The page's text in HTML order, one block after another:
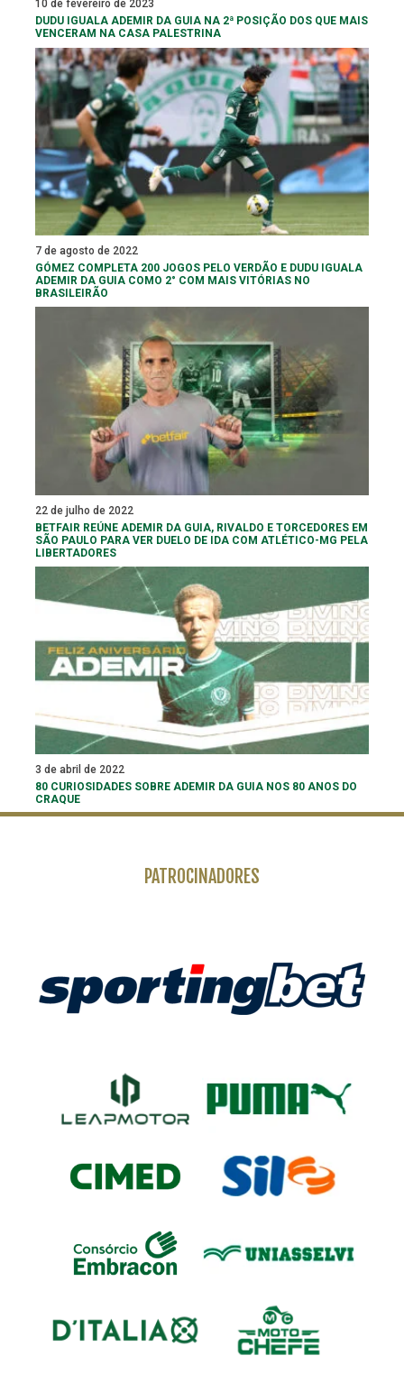
10 de fevereiro de 2023
DUDU IGUALA ADEMIR DA GUIA NA 2ª POSIÇÃO DOS QUE MAIS
VENCERAM NA CASA PALESTRINA
7 de agosto de 2022
GÓMEZ COMPLETA 200 JOGOS PELO VERDÃO E DUDU IGUALA
ADEMIR DA GUIA COMO 2° COM MAIS VITÓRIAS NO
BRASILEIRÃO
22 de julho de 2022
BETFAIR REÚNE ADEMIR DA GUIA, RIVALDO E TORCEDORES EM
SÃO PAULO PARA VER DUELO DE IDA COM ATLÉTICO-MG PELA
LIBERTADORES
3 de abril de 2022
80 CURIOSIDADES SOBRE ADEMIR DA GUIA NOS 80 ANOS DO
CRAQUE
PATROCINADORES